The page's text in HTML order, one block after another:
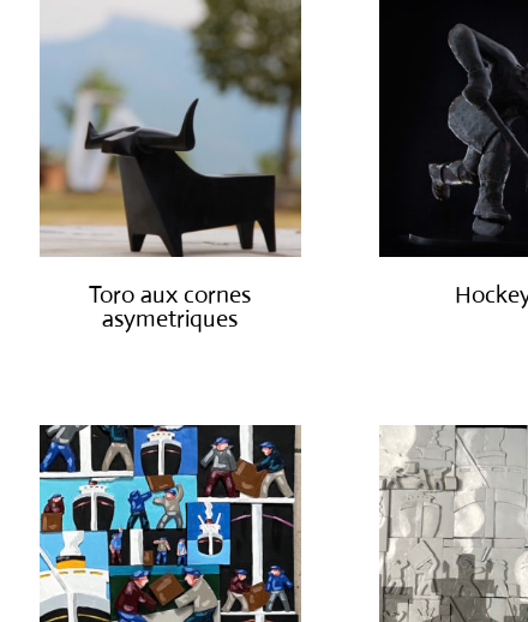
Toro aux cornes
asymetriques